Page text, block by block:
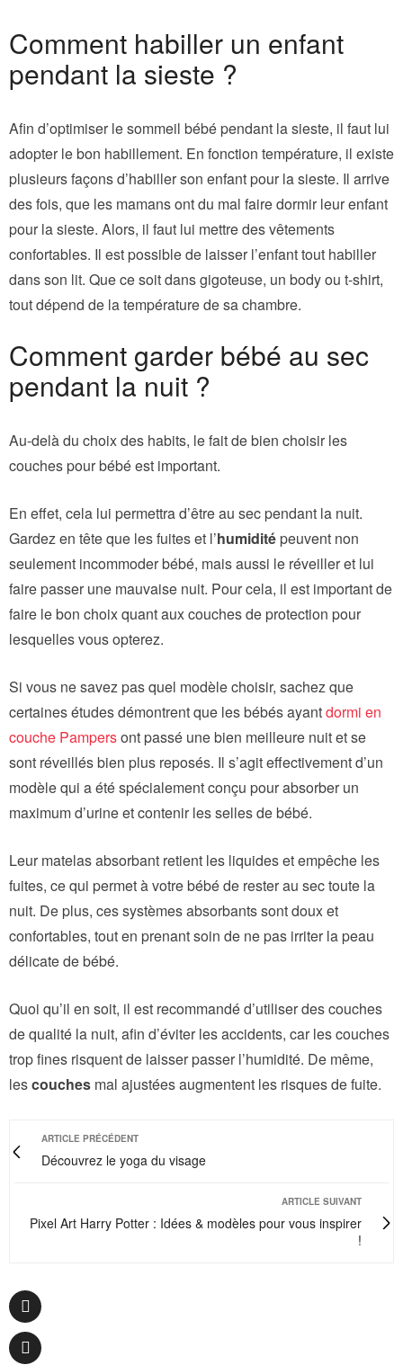
Comment habiller un enfant
pendant la sieste ?
Afin d’optimiser le sommeil bébé pendant la sieste, il faut lui
adopter le bon habillement. En fonction température, il existe
plusieurs façons d’habiller son enfant pour la sieste. Il arrive
des fois, que les mamans ont du mal faire dormir leur enfant
pour la sieste. Alors, il faut lui mettre des vêtements
confortables. Il est possible de laisser l’enfant tout habiller
dans son lit. Que ce soit dans gigoteuse, un body ou t-shirt,
tout dépend de la température de sa chambre.
Comment garder bébé au sec
pendant la nuit ?
Au-delà du choix des habits, le fait de bien choisir les
couches pour bébé est important.
En effet, cela lui permettra d’être au sec pendant la nuit.
Gardez en tête que les fuites et l’humidité peuvent non
seulement incommoder bébé, mais aussi le réveiller et lui
faire passer une mauvaise nuit. Pour cela, il est important de
faire le bon choix quant aux couches de protection pour
lesquelles vous opterez.
Si vous ne savez pas quel modèle choisir, sachez que
certaines études démontrent que les bébés ayantdormi en
couche Pampersont passé une bien meilleure nuit et se
sont réveillés bien plus reposés. Il s’agit effectivement d’un
modèle qui a été spécialement conçu pour absorber un
maximum d’urine et contenir les selles de bébé.
Leur matelas absorbant retient les liquides et empêche les
fuites, ce qui permet à votre bébé de rester au sec toute la
nuit. De plus, ces systèmes absorbants sont doux et
confortables, tout en prenant soin de ne pas irriter la peau
délicate de bébé.
Quoi qu’il en soit, il est recommandé d’utiliser des couches
de qualité la nuit, afin d’éviter les accidents, car les couches
trop fines risquent de laisser passer l’humidité. De même,
lescouches mal ajustées augmentent les risques de fuite.
ARTICLE PRÉCÉDENT
Découvrez le yoga du visage
ARTICLE SUIVANT
Pixel Art Harry Potter : Idées & modèles pour vous inspirer
!